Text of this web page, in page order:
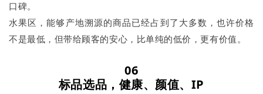
口碑。
水果区，能够产地溯源的商品已经占到了大多数，也许价格
不是最低，但带给顾客的安心，比单纯的低价，更有价值。
06
标品选品，健康、颜值、IP